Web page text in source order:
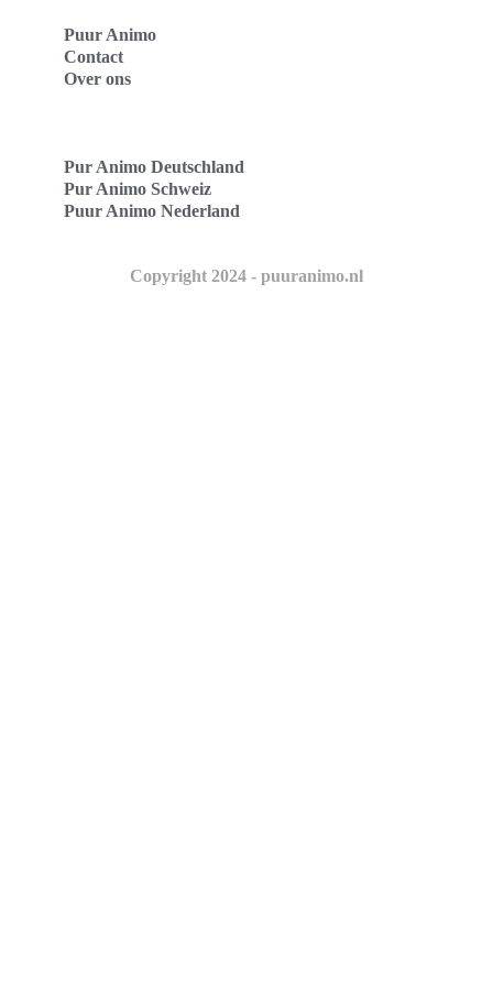
Puur Animo
Contact
Over ons
Pur Animo Deutschland
Pur Animo Schweiz
Puur Animo Nederland
Copyright 2024 - puuranimo.nl